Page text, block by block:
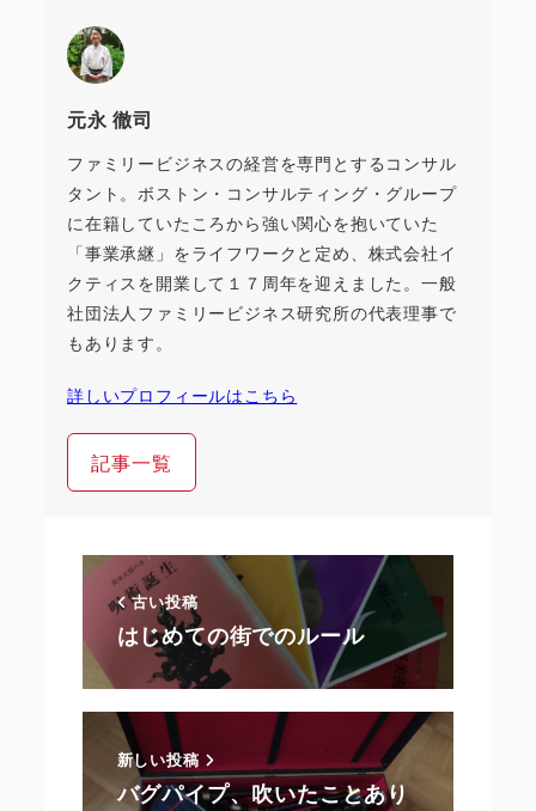
元永 徹司
ファミリービジネスの経営を専門とするコンサル
タント。ボストン・コンサルティング・グループ
に在籍していたころから強い関心を抱いていた
「事業承継」をライフワークと定め、株式会社イ
クティスを開業して１７周年を迎えました。一般
社団法人ファミリービジネス研究所の代表理事で
もあります。
詳しいプロフィールはこちら
記事一覧
古い投稿
はじめての街でのルール
新しい投稿
バグパイプ、吹いたことあり